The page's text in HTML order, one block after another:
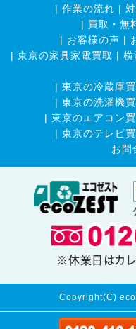
| 作業の流れ |
| 買取・無
| お客様の声 |
| 東京の家具家電買取 | 横
| 東京の冷蔵庫買
| 東京の洗濯機買
| 東京のエアコン買
| 東京のテレビ買
お問
※休業日はカレ
Copyright(C)